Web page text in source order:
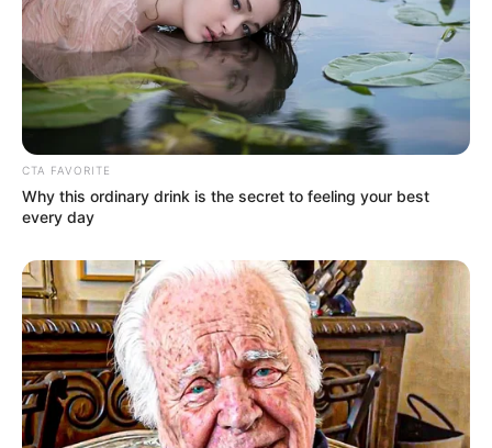
CTA FAVORITE
Why this ordinary drink is the secret to feeling your best
every day